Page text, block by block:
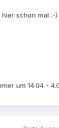
schon mal :-)
um 14:04 -